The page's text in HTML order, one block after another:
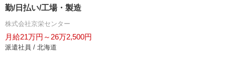
勤/日払い/工場・製造
株式会社京栄センター
月給21万円～26万2,500円
派遣社員 / 北海道